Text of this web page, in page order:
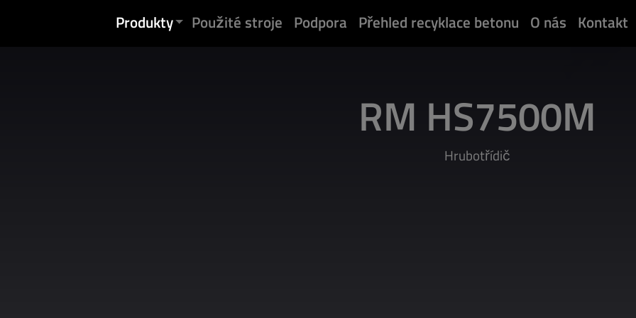
Produkty Použité stroje Podpora Přehled recyklace betonu O nás Kontakt
RM HS7500M
Hrubotřídič